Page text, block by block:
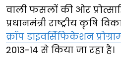
वाली फसलों की ओर
प्रधानमंत्री राष्ट्रीय कृषि
क्रॉप डाइवर्सिफिकेशन
2013-14 से किया जा रहा है।